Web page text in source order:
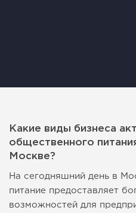
Какие виды бизнеса
общественного
Москве?
На сегодняшний день в
питание предоставляет
возможностей для